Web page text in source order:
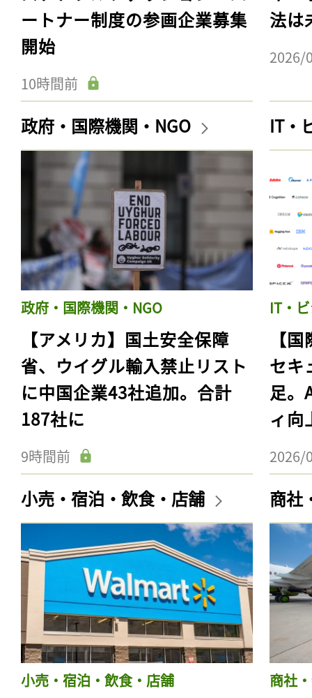
ートナー制度の参画企業募集
開始
10時間前
法は
2026/
政府・国際機関・NGO
政府・国際機関・NGO
【アメリカ】国土安全保障
省、ウイグル輸入禁止リスト
に中国企業43社追加。合計
187社に
9時間前
IT・
IT・
【
セキ
足。
ィ向
2026/
小売・宿泊・飲食・店舗
小売・宿泊・飲食・店舗
商社
商社